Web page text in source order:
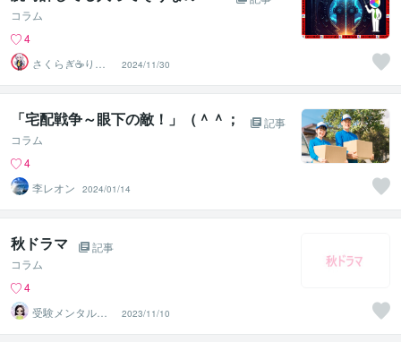
コラム
4
さくらぎ☕りょ
う⛎癒やし電話
相談サロン
2024/11/30
「宅配戦争～眼下の敵！」（＾＾；
記事
コラム
4
李レオン
2024/01/14
秋ドラマ
記事
コラム
4
受験メンタルト
レーナー イロ
ハル
2023/11/10